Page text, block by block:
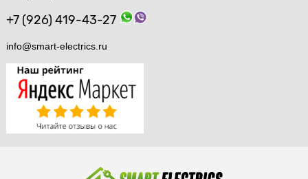
+7 (926) 419-43-27
info@smart-electrics.ru